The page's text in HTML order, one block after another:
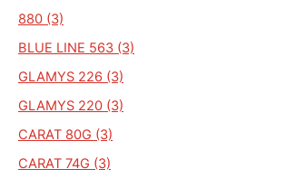
880 (3)
BLUE LINE 563 (3)
GLAMYS 226 (3)
GLAMYS 220 (3)
CARAT 80G (3)
CARAT 74G (3)